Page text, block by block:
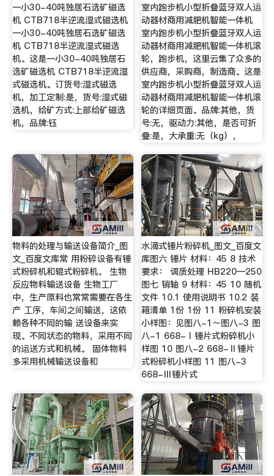
一小30-40吨独居石选矿磁选
机 CTB718半逆流湿式磁选机
一小30-40吨独居石选矿磁选
机 CTB718半逆流湿式磁选
机。这是一小30-40吨独居石
选矿磁选机 CTB718半逆流湿
式磁选机。订货号:湿式磁选
机，加工定制:是，货号:湿式磁
选机，给矿方式:上部给矿磁选
机，品牌:钰
室内跑步机小型折叠蓝牙双人运
动器材商用减肥机智能一体机
室内跑步机小型折叠蓝牙双人运
动器材商用减肥机智能一体机滚
轮，跑步机，这里云集了众多的
供应商，采购商，制造商。这是
室内跑步机小型折叠蓝牙双人运
动器材商用减肥机智能一体机滚
轮的详细页面。品牌:其他，货
号:无，驱动力:其他，是否可折
叠:是，大承重:无（kg），
物料的处理与输送设备简介_图
文_百度文库常 用粉碎设备有锤
式粉碎机和辊式粉碎机。 生物
反应物料输送设备 生物工厂
中，生产原料也常常需要在各生
产 工序，车间之间输送，这依
赖各种不同的输 送设备来实
现。不同状态的物料，采用不同
的运送方式和机械。 固体物料
多采用机械输送设备和
水滴式锤片粉碎机_图文_百度文
库图六 锤片 材料：45 8 技术
要求： 调质处理 HB220—250
图七 销轴 9 材料：45 10 随机
文件 10.1 使用说明书 10.2 装
箱清单 1份 1份 11 粉碎机安装
小样图：见图八-1～图八-3 图
八-1 668-Ⅰ锤片式粉碎机小
样图 10 图八-2 668-Ⅱ锤片
式粉碎机小样图 11 图八-3
668-Ⅲ锤片式